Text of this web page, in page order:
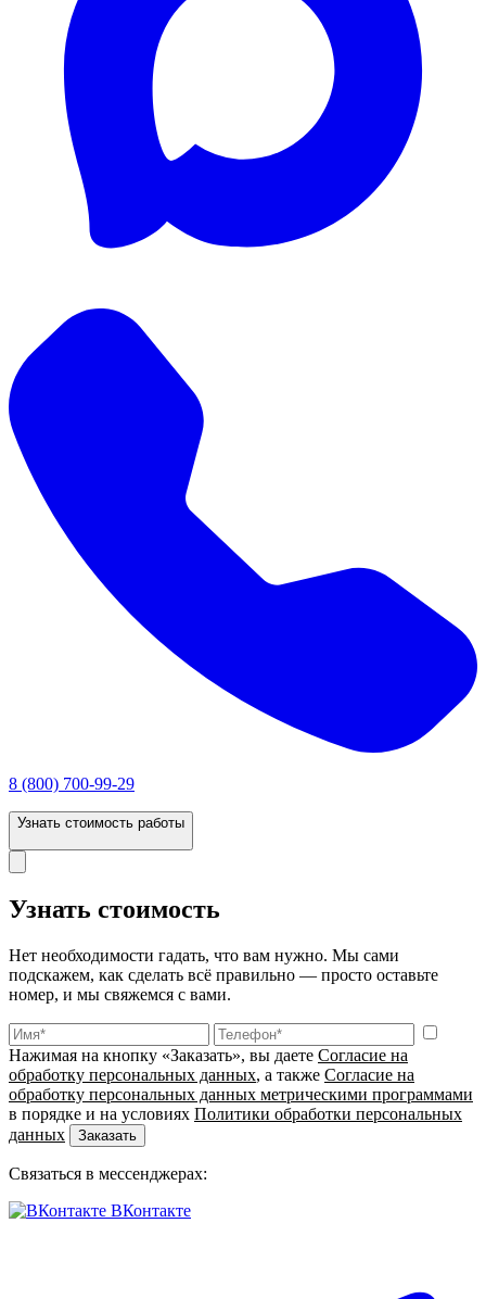
8 (800) 700-99-29
Узнать стоимость работы
Узнать стоимость
Нет необходимости гадать, что вам нужно. Мы сами
подскажем, как сделать всё правильно — просто оставьте
номер, и мы свяжемся с вами.
Нажимая на кнопку «Заказать», вы даете Согласие на
обработку персональных данных, а также Согласие на
обработку персональных данных метрическими программами
в порядке и на условиях Политики обработки персональных
данных
Заказать
Связаться в мессенджерах:
ВКонтакте